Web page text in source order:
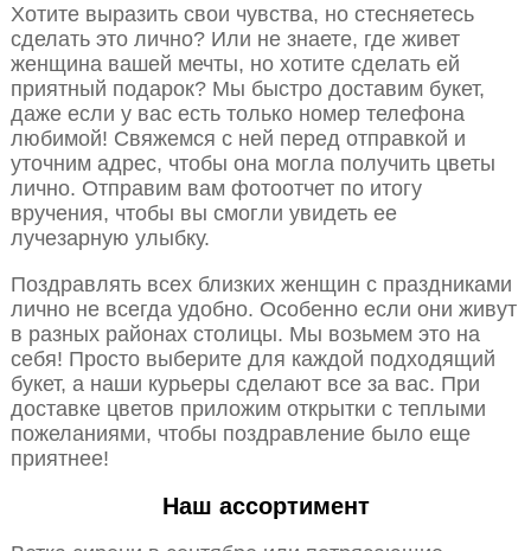
Хотите выразить свои чувства, но стесняетесь
сделать это лично? Или не знаете, где живет
женщина вашей мечты, но хотите сделать ей
приятный подарок? Мы быстро доставим букет,
даже если у вас есть только номер телефона
любимой! Свяжемся с ней перед отправкой и
уточним адрес, чтобы она могла получить цветы
лично. Отправим вам фотоотчет по итогу
вручения, чтобы вы смогли увидеть ее
лучезарную улыбку.
Поздравлять всех близких женщин с праздниками
лично не всегда удобно. Особенно если они живут
в разных районах столицы. Мы возьмем это на
себя! Просто выберите для каждой подходящий
букет, а наши курьеры сделают все за вас. При
доставке цветов приложим открытки с теплыми
пожеланиями, чтобы поздравление было еще
приятнее!
Наш ассортимент